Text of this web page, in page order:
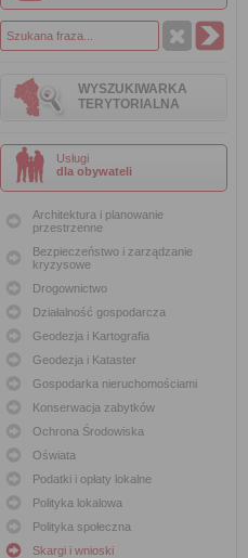
WYSZUKIWARKA
TERYTORIALNA
Usługi
dla obywateli
Architektura i planowanie
przestrzenne
Bezpieczeństwo i zarządzanie
kryzysowe
Drogownictwo
Działalność gospodarcza
Geodezja i Kartografia
Geodezja i Kataster
Gospodarka nieruchomościami
Konserwacja zabytków
Ochrona Środowiska
Oświata
Podatki i opłaty lokalne
Polityka lokalowa
Polityka społeczna
Skargi i wnioski